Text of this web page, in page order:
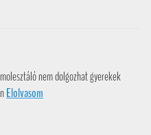
nem dolgozhat gyerekek
Elolvasom